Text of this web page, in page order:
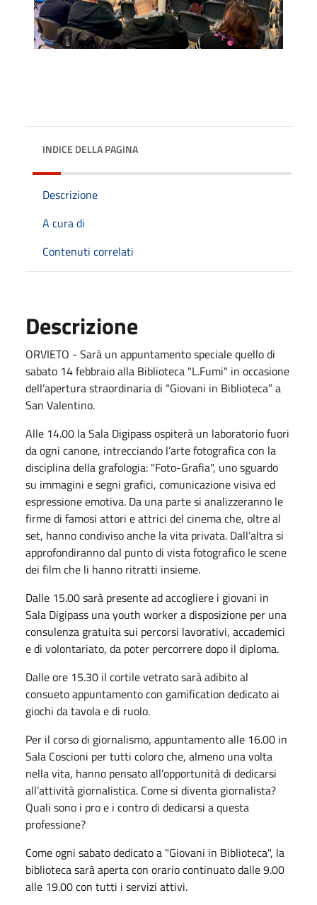
INDICE DELLA PAGINA
Descrizione
A cura di
Contenuti correlati
Descrizione
ORVIETO - Sarà un appuntamento speciale quello di
sabato 14 febbraio alla Biblioteca "L.Fumi" in occasione
dell’apertura straordinaria di “Giovani in Biblioteca” a
San Valentino.
Alle 14.00 la Sala Digipass ospiterà un laboratorio fuori
da ogni canone, intrecciando l’arte fotografica con la
disciplina della grafologia: "Foto-Grafia", uno sguardo
su immagini e segni grafici, comunicazione visiva ed
espressione emotiva. Da una parte si analizzeranno le
firme di famosi attori e attrici del cinema che, oltre al
set, hanno condiviso anche la vita privata. Dall’altra si
approfondiranno dal punto di vista fotografico le scene
dei film che li hanno ritratti insieme.
Dalle 15.00 sarà presente ad accogliere i giovani in
Sala Digipass una youth worker a disposizione per una
consulenza gratuita sui percorsi lavorativi, accademici
e di volontariato, da poter percorrere dopo il diploma.
Dalle ore 15.30 il cortile vetrato sarà adibito al
consueto appuntamento con gamification dedicato ai
giochi da tavola e di ruolo.
Per il corso di giornalismo, appuntamento alle 16.00 in
Sala Coscioni per tutti coloro che, almeno una volta
nella vita, hanno pensato all’opportunità di dedicarsi
all’attività giornalistica. Come si diventa giornalista?
Quali sono i pro e i contro di dedicarsi a questa
professione?
Come ogni sabato dedicato a "Giovani in Biblioteca", la
biblioteca sarà aperta con orario continuato dalle 9.00
alle 19.00 con tutti i servizi attivi.